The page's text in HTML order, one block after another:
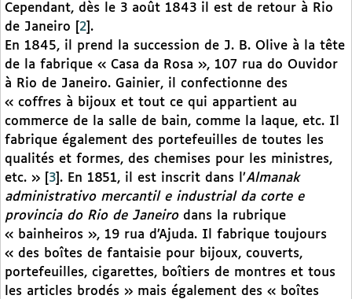
Cependant, dès le 3 août 1843 il est de retour à Rio
de Janeiro
2 .
En 1845, il prend la succession de J. B. Olive à la tête
de la fabrique « Casa da Rosa », 107 rua do Ouvidor
à Rio de Janeiro. Gainier, il confectionne des
« coffres à bijoux et tout ce qui appartient au
commerce de la salle de bain, comme la laque, etc. Il
fabrique également des portefeuilles de toutes les
qualités et formes, des chemises pour les ministres,
etc. »
3 . En 1851, il est inscrit dans l’Almanak
administrativo mercantil e industrial da corte e
provincia do Rio de Janeirodans la rubrique
« bainheiros », 19 rua d’Ajuda. Il fabrique toujours
« des boîtes de fantaisie pour bijoux, couverts,
portefeuilles, cigarettes, boîtiers de montres et tous
les articles brodés » mais également des « boîtes